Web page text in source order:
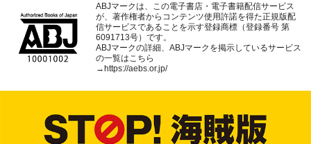
ABJマークは、この電子書店・電子書籍配信サービス
が、著作権者からコンテンツ使用許諾を得た正規版配
信サービスであることを示す登録商標（登録番号 第
6091713号）です。
ABJマークの詳細、ABJマークを掲示しているサービス
の一覧はこちら
→ https://aebs.or.jp/